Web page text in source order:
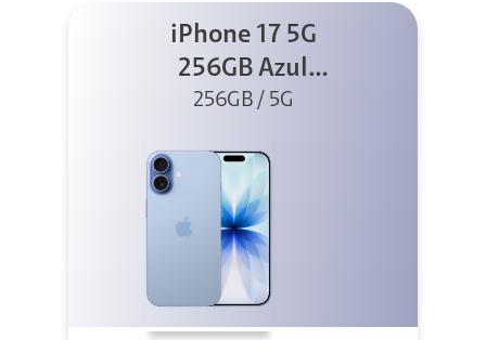
iPhone 17 5G
256GB Azul
neblina
256GB / 5G